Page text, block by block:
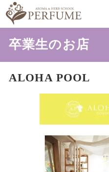
卒業生のお店
ALOHA POOL